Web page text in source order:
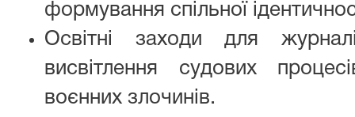
формування спільної
Освітні заходи для
висвітлення судових
воєнних злочинів.